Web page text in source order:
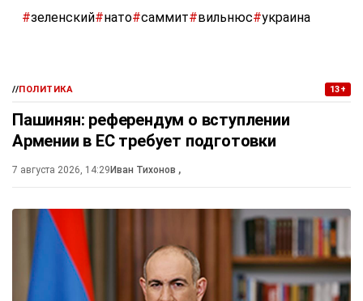
#зеленский#нато#саммит#вильнюс#украина
//ПОЛИТИКА 13+
Пашинян: референдум о вступлении
Армении в ЕС требует подготовки
7 августа 2026, 14:29 Иван Тихонов ,